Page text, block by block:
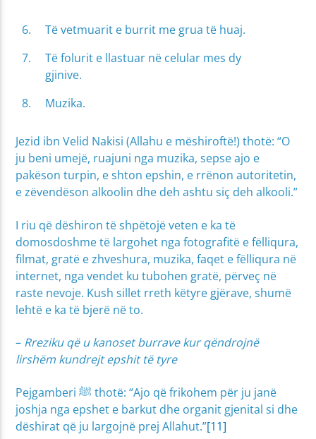
Të vetmuarit e burrit me grua të huaj.
Të folurit e llastuar në celular mes dy
gjinive.
Muzika.
Jezid ibn Velid Nakisi (Allahu e mëshiroftë!) thotë: “O
ju beni umejë, ruajuni nga muzika, sepse ajo e
pakëson turpin, e shton epshin, e rrënon autoritetin,
e zëvendëson alkoolin dhe deh ashtu siç deh alkooli.”
I riu që dëshiron të shpëtojë veten e ka të
domosdoshme të largohet nga fotografitë e fëlliqura,
filmat, gratë e zhveshura, muzika, faqet e fëlliqura në
internet, nga vendet ku tubohen gratë, përveç në
raste nevoje. Kush sillet rreth këtyre gjërave, shumë
lehtë e ka të bjerë në to.
– Rreziku që u kanoset burrave kur qëndrojnë
lirshëm kundrejt epshit të tyre
Pejgamberi ﷺ thotë: “Ajo që frikohem për ju janë
joshja nga epshet e barkut dhe organit gjenital si dhe
dëshirat që ju largojnë prej Allahut.”[11]